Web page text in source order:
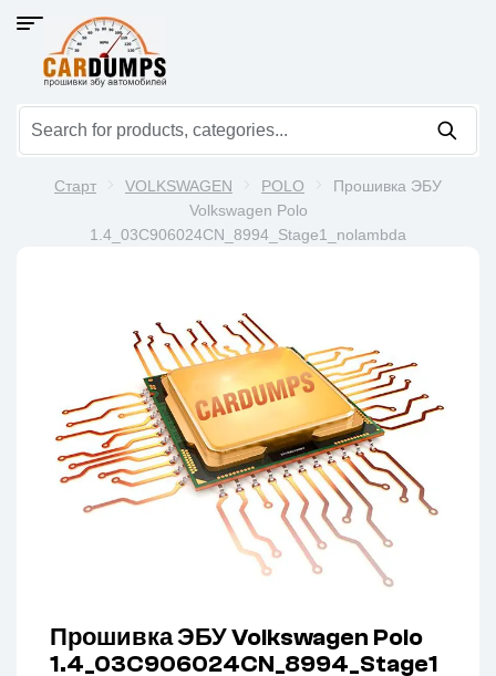
Старт VOLKSWAGEN POLO
Прошивка ЭБУ
Volkswagen Polo
1.4_03C906024CN_8994_Stage1_nolambda
Прошивка ЭБУ Volkswagen Polo
1.4_03C906024CN_8994_Stage1